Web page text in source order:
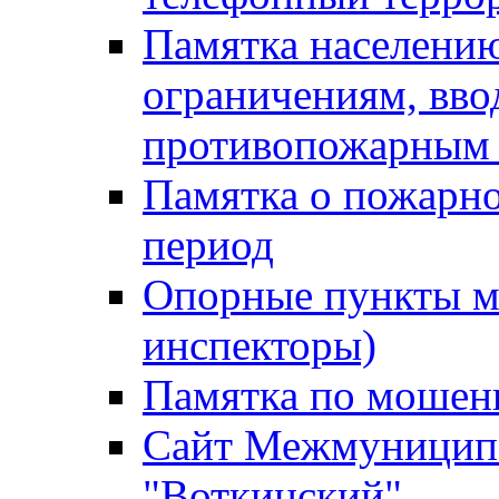
Памятка
ограничениям,
Памятка о
период
Опорные пункты
инспекторы)
Памятка по
Сайт